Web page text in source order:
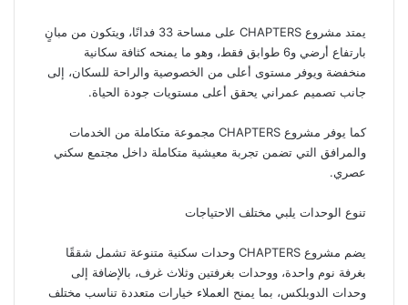
يمتد مشروع CHAPTERS على مساحة 33 فدانًا، ويتكون من مبانٍ
بارتفاع أرضي و6 طوابق فقط، وهو ما يمنحه كثافة سكانية
منخفضة ويوفر مستوى أعلى من الخصوصية والراحة للسكان، إلى
جانب تصميم عمراني يحقق أعلى مستويات جودة الحياة.
كما يوفر مشروع CHAPTERS مجموعة متكاملة من الخدمات
والمرافق التي تضمن تجربة معيشية متكاملة داخل مجتمع سكني
عصري.
تنوع الوحدات يلبي مختلف الاحتياجات
يضم مشروع CHAPTERS وحدات سكنية متنوعة تشمل شققًا
بغرفة نوم واحدة، ووحدات بغرفتين وثلاث غرف، بالإضافة إلى
وحدات الدوبلكس، بما يمنح العملاء خيارات متعددة تناسب مختلف